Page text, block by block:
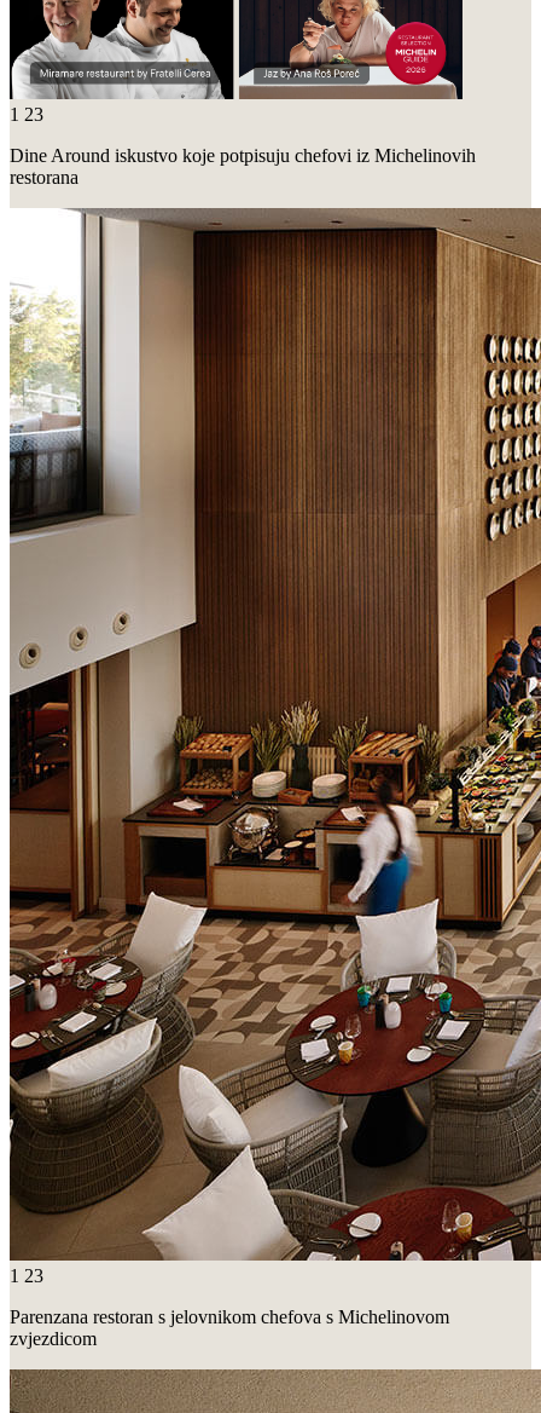
1 23
Dine Around iskustvo koje potpisuju chefovi iz Michelinovih
restorana
1 23
Parenzana restoran s jelovnikom chefova s Michelinovom
zvjezdicom